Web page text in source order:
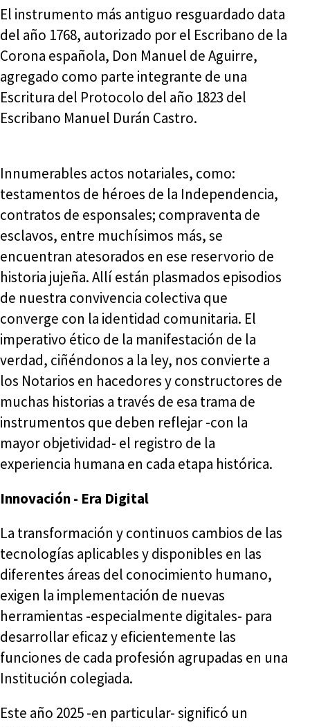
El instrumento más antiguo resguardado data
del año 1768, autorizado por el Escribano de la
Corona española, Don Manuel de Aguirre,
agregado como parte integrante de una
Escritura del Protocolo del año 1823 del
Escribano Manuel Durán Castro.
Innumerables actos notariales, como:
testamentos de héroes de la Independencia,
contratos de esponsales; compraventa de
esclavos, entre muchísimos más, se
encuentran atesorados en ese reservorio de
historia jujeña. Allí están plasmados episodios
de nuestra convivencia colectiva que
converge con la identidad comunitaria. El
imperativo ético de la manifestación de la
verdad, ciñéndonos a la ley, nos convierte a
los Notarios en hacedores y constructores de
muchas historias a través de esa trama de
instrumentos que deben reflejar -con la
mayor objetividad- el registro de la
experiencia humana en cada etapa histórica.
Innovación - Era Digital
La transformación y continuos cambios de las
tecnologías aplicables y disponibles en las
diferentes áreas del conocimiento humano,
exigen la implementación de nuevas
herramientas -especialmente digitales- para
desarrollar eficaz y eficientemente las
funciones de cada profesión agrupadas en una
Institución colegiada.
Este año 2025 -en particular- significó un